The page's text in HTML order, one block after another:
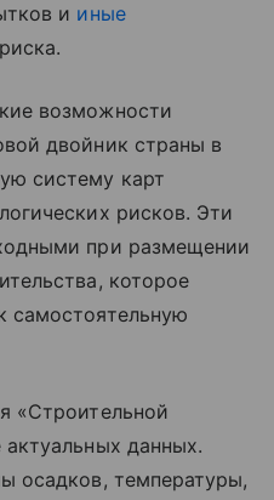
и иные
возможности
двойник страны в
систему карт
рисков. Эти
при размещении
которое
самостоятельную
«Строительной
данных.
осадков, температуры,